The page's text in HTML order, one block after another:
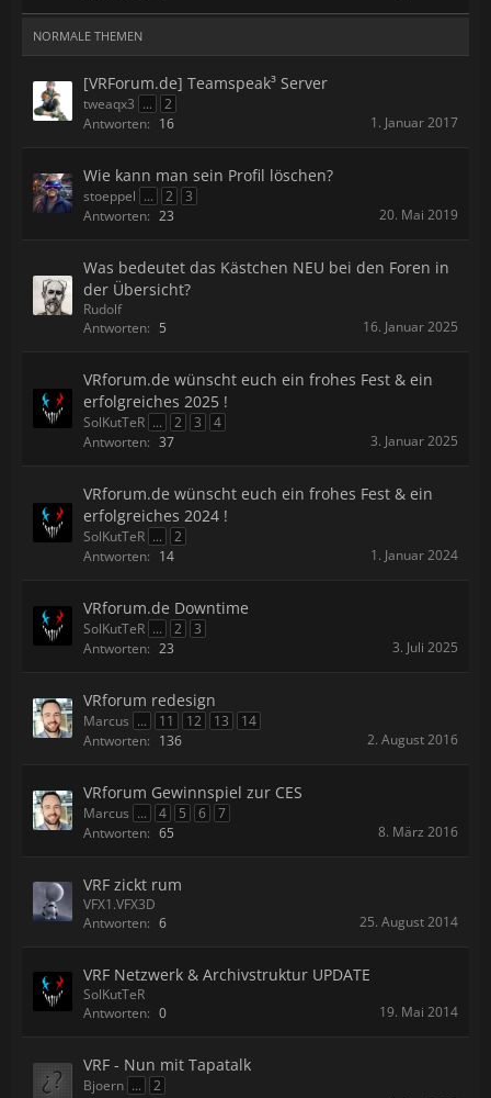
NORMALE THEMEN
[VRForum.de] Teamspeak³ Server
tweaqx3 ...
2
Antworten: 16 1. Januar 2017
Wie kann man sein Profil löschen?
stoeppel ... 2
3
Antworten: 23 20. Mai 2019
Was bedeutet das Kästchen NEU bei den Foren in
der Übersicht?
Rudolf
Antworten: 5 16. Januar 2025
VRforum.de wünscht euch ein frohes Fest & ein
erfolgreiches 2025 !
SolKutTeR ... 2 3
4
Antworten: 37 3. Januar 2025
VRforum.de wünscht euch ein frohes Fest & ein
erfolgreiches 2024 !
SolKutTeR ...
2
Antworten: 14 1. Januar 2024
VRforum.de Downtime
SolKutTeR ... 2
3
Antworten: 23 3. Juli 2025
VRforum redesign
Marcus ... 11 12 13
14
Antworten: 136 2. August 2016
VRforum Gewinnspiel zur CES
Marcus ... 4 5 6
7
Antworten: 65 8. März 2016
VRF zickt rum
VFX1.VFX3D
Antworten: 6 25. August 2014
VRF Netzwerk & Archivstruktur UPDATE
SolKutTeR
Antworten: 0 19. Mai 2014
VRF - Nun mit Tapatalk
Bjoern ...
2